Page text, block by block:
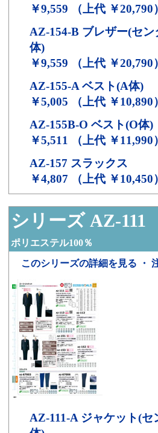
￥9,559 （上代 ￥20,790
AZ-154-B ブレザー(セ
体)
￥9,559 （上代 ￥20,790
AZ-155-A ベスト(A体)
￥5,005 （上代 ￥10,890
AZ-155B-O ベスト(O体)
￥5,511 （上代 ￥11,990
AZ-157 スラックス
￥4,807 （上代 ￥10,450
シリーズ AZ-111
ポリエステル100％
このシリーズの詳細を見る ・
AZ-111-A ジャケット(セ